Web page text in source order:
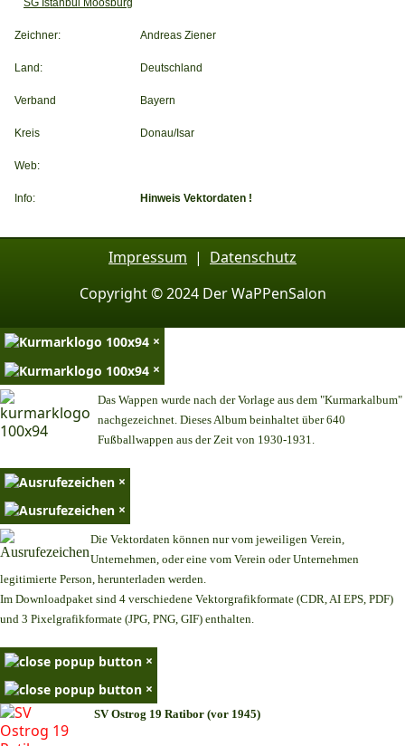
SG Istanbul Moosburg
Zeichner: Andreas Ziener
Land: Deutschland
Verband Bayern
Kreis Donau/Isar
Web:
Info: Hinweis Vektordaten !
Impressum | Datenschutz
Copyright © 2024 Der WaPPenSalon
×
×
Das Wappen wurde nach der Vorlage aus dem "Kurmarkalbum"
nachgezeichnet. Dieses Album beinhaltet über 640
Fußballwappen aus der Zeit von 1930-1931.
×
×
Die Vektordaten können nur vom jeweiligen Verein,
Unternehmen, oder eine vom Verein oder Unternehmen
legitimierte Person, herunterladen werden.
Im Downloadpaket sind 4 verschiedene Vektorgrafikformate (CDR, AI EPS, PDF)
und 3 Pixelgrafikformate (JPG, PNG, GIF) enthalten.
×
×
SV Ostrog 19 Ratibor (vor 1945)